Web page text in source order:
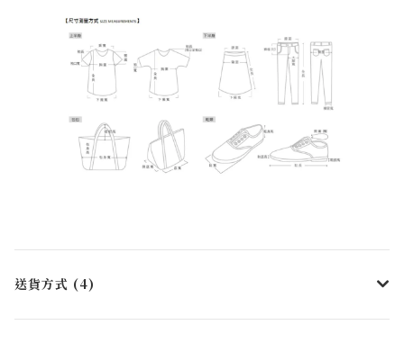
送貨方式 (4)